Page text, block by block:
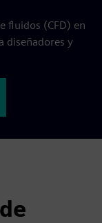
fluidos (CFD) en
diseñadores y